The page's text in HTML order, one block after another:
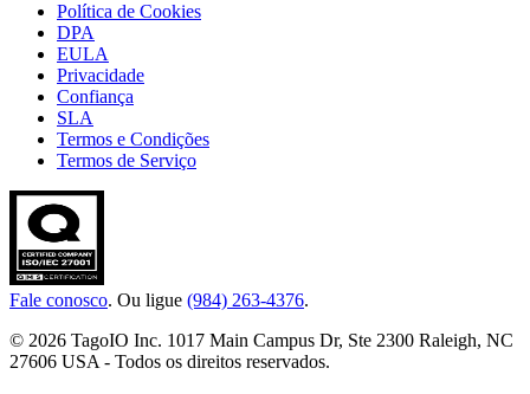
Política de Cookies
DPA
EULA
Privacidade
Confiança
SLA
Termos e Condições
Termos de Serviço
Fale conosco. Ou ligue (984) 263-4376.
© 2026 TagoIO Inc. 1017 Main Campus Dr, Ste 2300 Raleigh, NC
27606 USA - Todos os direitos reservados.